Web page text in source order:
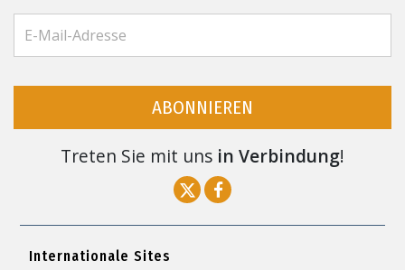
ABONNIEREN
Treten Sie mit uns in Verbindung!
Internationale Sites